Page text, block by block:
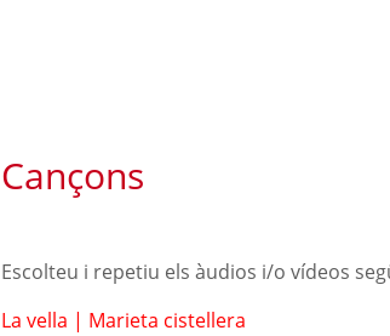
Cançons
Escolteu i repetiu els àudios i/o vídeos
La vella | Marieta cistellera